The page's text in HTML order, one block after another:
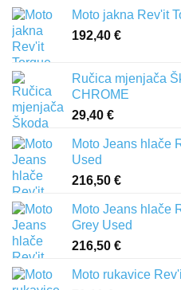
Moto jakna Rev'it
192,40 €
Ručica mjenjača
CHROME
29,40 €
Moto Jeans hlače
Used
216,50 €
Moto Jeans hlače
Grey Used
216,50 €
Moto rukavice